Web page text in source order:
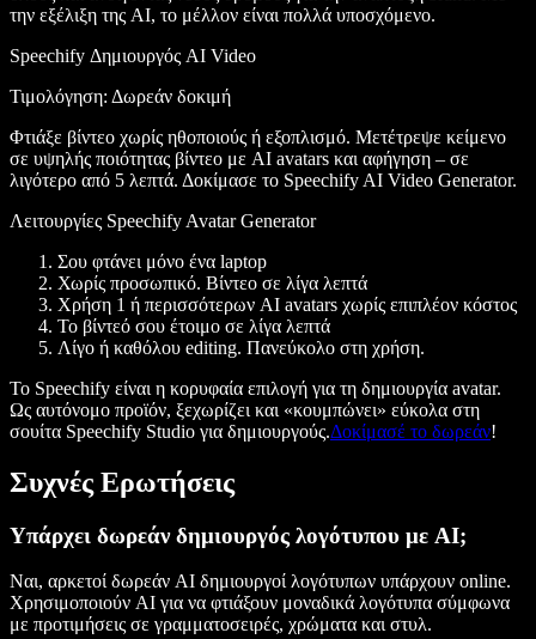
την εξέλιξη της AI, το μέλλον είναι πολλά υποσχόμενο.
Speechify Δημιουργός AI Video
Τιμολόγηση: Δωρεάν δοκιμή
Φτιάξε βίντεο χωρίς ηθοποιούς ή εξοπλισμό. Μετέτρεψε κείμενο
σε υψηλής ποιότητας βίντεο με AI avatars και αφήγηση – σε
λιγότερο από 5 λεπτά. Δοκίμασε το Speechify AI Video Generator.
Λειτουργίες Speechify Avatar Generator
Σου φτάνει μόνο ένα laptop
Χωρίς προσωπικό. Βίντεο σε λίγα λεπτά
Χρήση 1 ή περισσότερων AI avatars χωρίς επιπλέον κόστος
Το βίντεό σου έτοιμο σε λίγα λεπτά
Λίγο ή καθόλου editing. Πανεύκολο στη χρήση.
Το Speechify είναι η κορυφαία επιλογή για τη δημιουργία avatar.
Ως αυτόνομο προϊόν, ξεχωρίζει και «κουμπώνει» εύκολα στη
σουίτα Speechify Studio για δημιουργούς.Δοκίμασέ το δωρεάν!
Συχνές Ερωτήσεις
Υπάρχει δωρεάν δημιουργός λογότυπου με AI;
Ναι, αρκετοί δωρεάν AI δημιουργοί λογότυπων υπάρχουν online.
Χρησιμοποιούν AI για να φτιάξουν μοναδικά λογότυπα σύμφωνα
με προτιμήσεις σε γραμματοσειρές, χρώματα και στυλ.